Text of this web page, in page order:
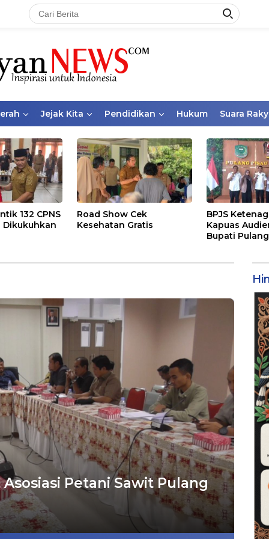
Jejak Kita Pendidikan Hukum Suara
132 CPNS
Dikukuhkan
Road Show Cek
Kesehatan Gratis
BPJS
Kapuas
Bupati
Petani Sawit Pulang